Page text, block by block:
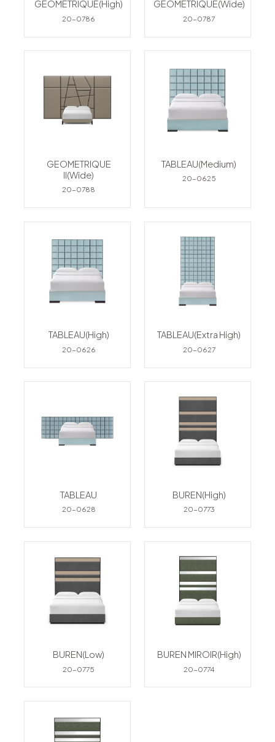
GEOMETRIQUE(High)
20-0786
GEOMETRIQUE(Wide)
20-0787
GEOMETRIQUE
II(Wide)
20-0788
TABLEAU(Medium)
20-0625
TABLEAU(High)
20-0626
TABLEAU(Extra High)
20-0627
TABLEAU
20-0628
BUREN(High)
20-0773
BUREN(Low)
20-0775
BUREN MIROIR(High)
20-0774